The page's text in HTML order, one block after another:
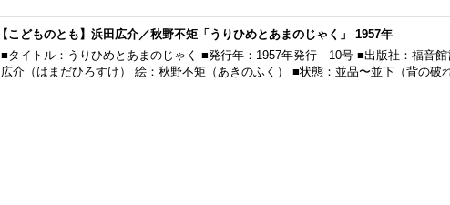
【こどものとも】浜田広介／秋野不矩「うりひめとあまのじゃく」 1957年
■タイトル：うりひめとあまのじゃく ■発行年：1957年発行 10号 ■出版社：福音館
広介（はまだひろすけ） 絵：秋野不矩（あきのふく） ■状態：並品〜並下（背の破